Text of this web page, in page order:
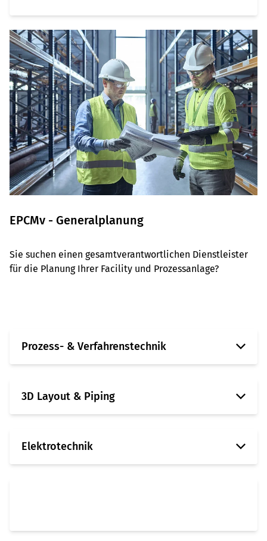
EPCMv - Generalplanung
Sie suchen einen gesamtverantwortlichen Dienstleister
für die Planung Ihrer Facility und Prozessanlage?
Prozess- & Verfahrenstechnik
3D Layout & Piping
Elektrotechnik